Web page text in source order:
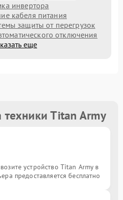
инвертора
кабеля питания
защиты от перегрузок
отключения
еще
Titan Army
устройство Titan Army в
предоставляется бесплатно